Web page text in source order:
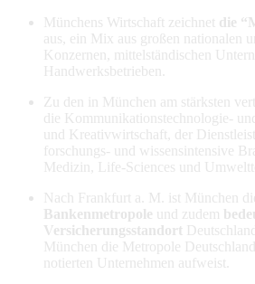
Münchens Wirtschaft zeichnet die
aus, ein Mix aus großen nationalen
Konzernen, mittelständischen
Handwerksbetrieben.
Zu den in München am stärksten
die Kommunikationstechnologie-
und Kreativwirtschaft, der
forschungs- und wissensintensive
Medizin, Life-Sciences und
Nach Frankfurt a. M. ist München
Bankenmetropole und zudem
Versicherungsstandort
München die Metropole
notierten Unternehmen aufweist.